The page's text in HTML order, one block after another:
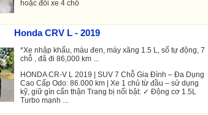
hoặc đổi xe 4 chỗ
Honda CRV L - 2019
*Xe nhập khẩu, màu đen, máy xăng 1.5 L, số tự động, 7
chỗ , đã đi 86,000 km ...
HONDA CR-V L 2019 | SUV 7 Chỗ Gia Đình – Đa Dụng
Cao Cấp Odo: 86.000 km | Xe 1 chủ từ đầu – sử dụng
kỹ, giữ gìn cẩn thận Trang bị nổi bật: ✓ Động cơ 1.5L
Turbo mạnh ...